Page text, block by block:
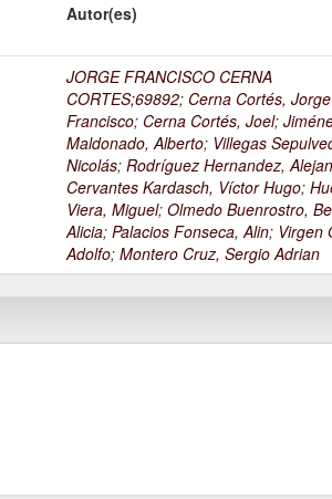
Autor(es)
JORGE FRANCISCO CERNA
CORTES;69892; Cerna Cortés, Jorge
Francisco; Cerna Cortés, Joel;
Maldonado, Alberto; Villegas
Nicolás;Rodríguez Hernandez,
Cervantes Kardasch, Víctor Hugo;
Viera, Miguel;Olmedo Buenrostro,
Alicia;Palacios Fonseca, Alin; Virgen
Adolfo;Montero Cruz, Sergio Adrian